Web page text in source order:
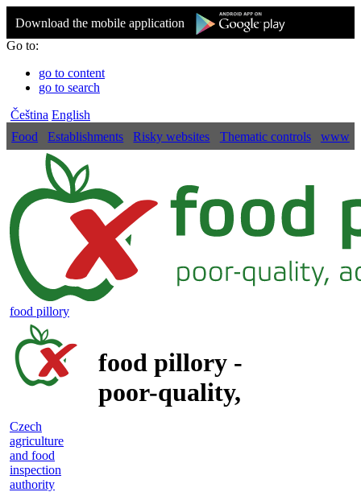
Download the mobile application
Go to:
go to content
go to search
Čeština English
Food
Establishments Risky websites Thematic controls www
food pillory
food pillory -
poor-quality,
Czech
agriculture
and food
inspection
authority